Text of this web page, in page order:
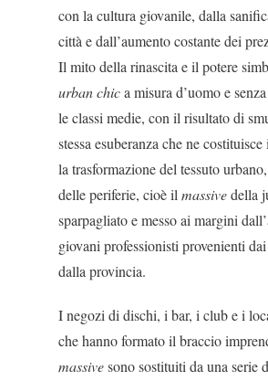
con la cultura giovanile, dalla
città e dall’au­mento costante dei
Il mito della rinascita e il potere
urban chica mi­sura d’uomo e
le classi medie, con il risultato di
stessa esuberanza che ne
la trasformazione del tessuto
delle periferie, cioè il massivedella
sparpagliato e messo ai margini
giovani professionisti prove­nienti
dalla provincia.
I negozi di dischi, i bar, i club e i
che hanno formato il braccio
massivesono sostituiti da una serie